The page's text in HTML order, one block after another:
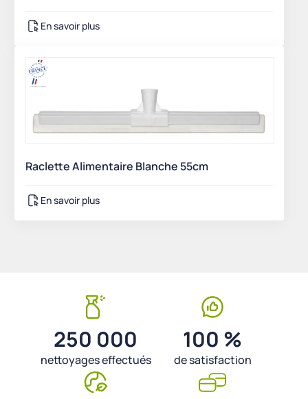
En savoir plus
Raclette Alimentaire Blanche 55cm
En savoir plus
250 000
nettoyages effectués
100 %
de satisfaction